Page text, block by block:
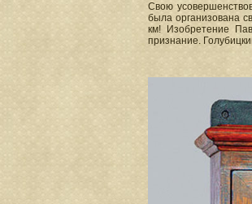
Свою
была организована
км! Изобретение
признание.